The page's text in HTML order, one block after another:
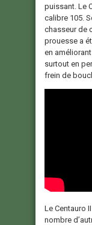
puissant. Le
calibre 105.
chasseur de
prouesse a
en
surtout en
frein de
Le Centauro
nombre